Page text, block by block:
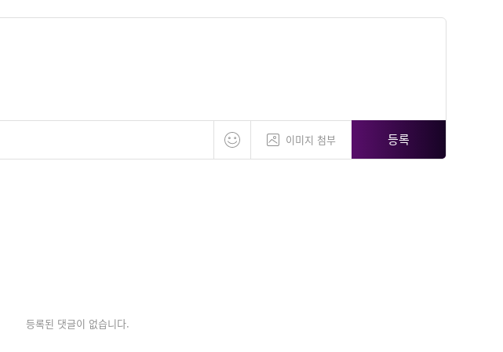
이미지 첨부 등록
등록된 댓글이 없습니다.